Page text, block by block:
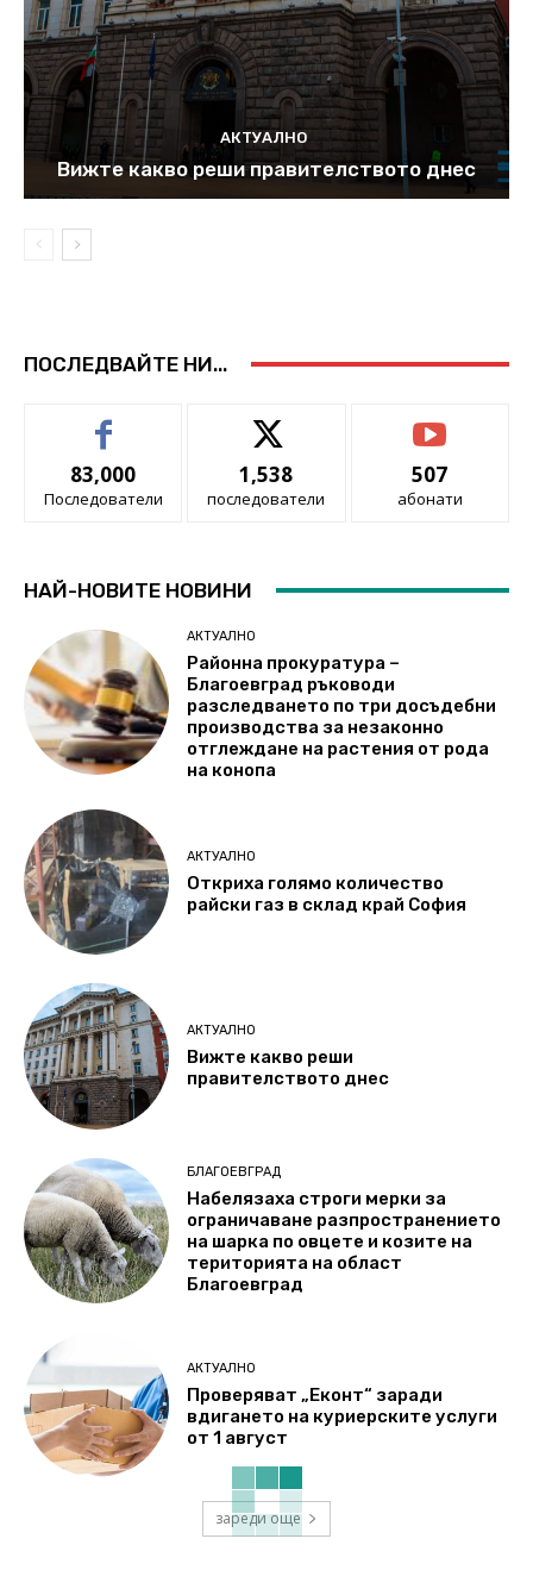
АКТУАЛНО
Вижте какво реши правителството днес
ПОСЛЕДВАЙТЕ НИ...
83,000
Последователи
1,538
последователи
507
абонати
НАЙ-НОВИТЕ НОВИНИ
АКТУАЛНО
Районна прокуратура –
Благоевград ръководи
разследването по три досъдебни
производства за незаконно
отглеждане на растения от рода
на конопа
АКТУАЛНО
Откриха голямо количество
райски газ в склад край София
АКТУАЛНО
Вижте какво реши
правителството днес
БЛАГОЕВГРАД
Набелязаха строги мерки за
ограничаване разпространението
на шарка по овцете и козите на
територията на област
Благоевград
АКТУАЛНО
Проверяват „Еконт“ заради
вдигането на куриерските услуги
от 1 август
зареди още